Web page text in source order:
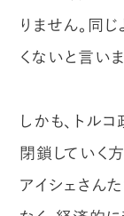
りません。同
くないと言いま
しかも、トル
閉鎖していく
アイシェさん